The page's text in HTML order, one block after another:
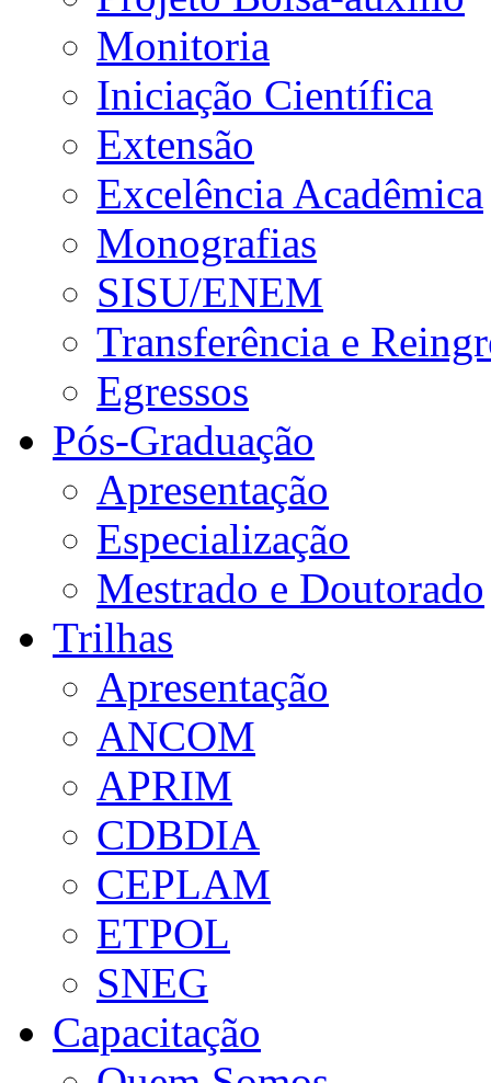
Monitoria
Iniciação Científica
Extensão
Excelência Acadêmica
Monografias
SISU/ENEM
Transferência e
Egressos
Pós-Graduação
Apresentação
Especialização
Mestrado e Doutorado
Trilhas
Apresentação
ANCOM
APRIM
CDBDIA
CEPLAM
ETPOL
SNEG
Capacitação